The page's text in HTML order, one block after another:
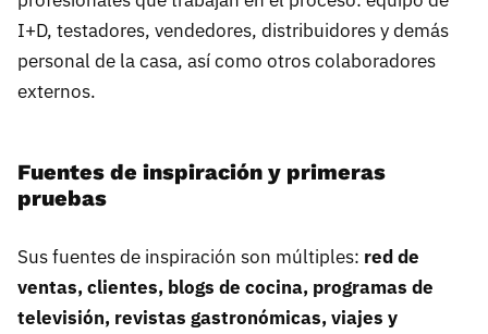
I+D, testadores, vendedores, distribuidores y demás
personal de la casa, así como otros colaboradores
externos.
Fuentes de inspiración y primeras
pruebas
Sus fuentes de inspiración son múltiples: red de
ventas, clientes, blogs de cocina, programas de
televisión, revistas gastronómicas, viajes y